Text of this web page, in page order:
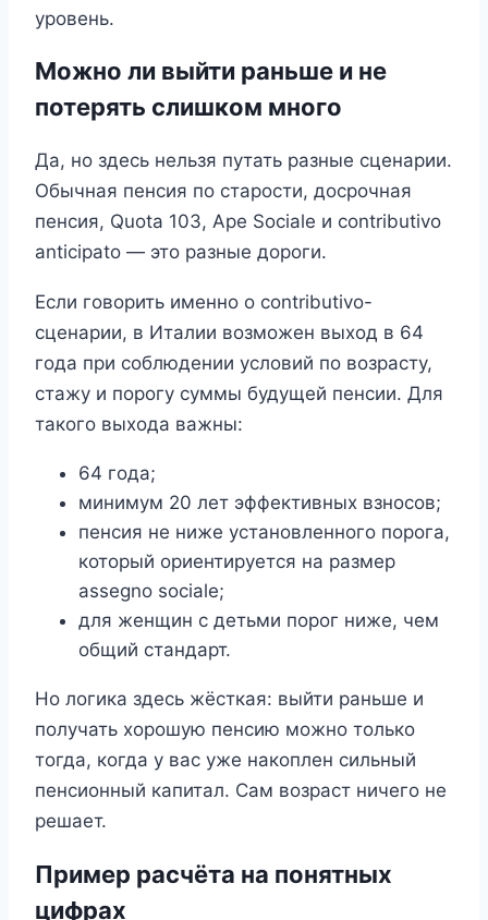
уровень.
Можно ли выйти раньше и не
потерять слишком много
Да, но здесь нельзя путать разные сценарии.
Обычная пенсия по старости, досрочная
пенсия, Quota 103, Ape Sociale и contributivo
anticipato — это разные дороги.
Если говорить именно о contributivo-
сценарии, в Италии возможен выход в 64
года при соблюдении условий по возрасту,
стажу и порогу суммы будущей пенсии. Для
такого выхода важны:
64 года;
минимум 20 лет эффективных взносов;
пенсия не ниже установленного порога,
который ориентируется на размер
assegno sociale;
для женщин с детьми порог ниже, чем
общий стандарт.
Но логика здесь жёсткая: выйти раньше и
получать хорошую пенсию можно только
тогда, когда у вас уже накоплен сильный
пенсионный капитал. Сам возраст ничего не
решает.
Пример расчёта на понятных
цифрах